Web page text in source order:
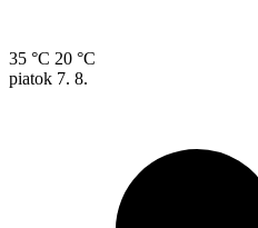
35 °C 20 °C
piatok 7. 8.